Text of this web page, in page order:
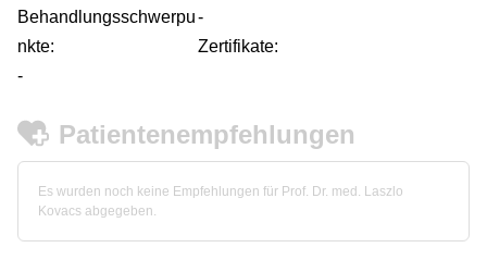
Behandlungsschwerpu
nkte:
-
Zertifikate:
-
Patientenempfehlungen
Es wurden noch keine Empfehlungen für Prof. Dr. med. Laszlo
Kovacs abgegeben.